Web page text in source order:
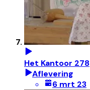
Het Kantoor 278
Aflevering
6 mrt 23